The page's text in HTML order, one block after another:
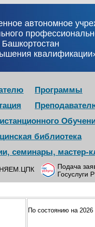
автономное
Программы
библиотека
семинары,
Подача
Госуслуги
По состоянию на 2026